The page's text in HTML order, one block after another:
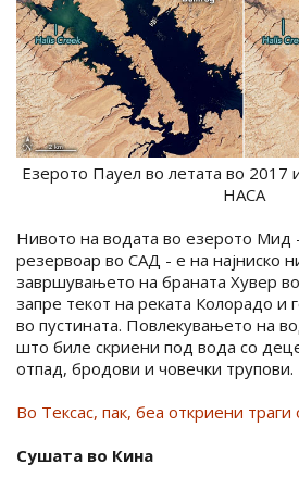
Езерото Пауел во летата во 2017
НАСА
Нивото на водата во езерото Мид
резервоар во САД - е на најниско
завршувањето на браната Хувер
запре текот на реката Колорадо и
во пустината. Повлекувањето на
што биле скриени под вода со
отпад, бродови и човечки трупови.
Во Тексас, пак, беа откриени
Сушата во Кина